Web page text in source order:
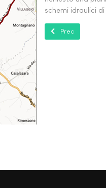
schemi idraulici
Articolo
Prec